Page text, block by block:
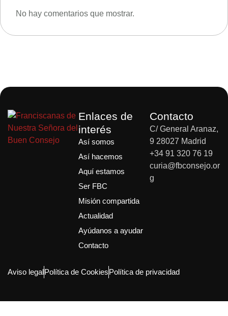
No hay comentarios que mostrar.
Enlaces de
interés
Así somos
Así hacemos
Aquí estamos
Ser FBC
Misión compartida
Actualidad
Ayúdanos a ayudar
Contacto
Contacto
C/ General Aranaz,
9 28027 Madrid
+34 91 320 76 19
curia@fbconsejo.or
g
Aviso legalPolítica de CookiesPolítica de privacidad